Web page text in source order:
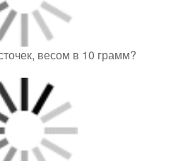
весом в 10 грамм?